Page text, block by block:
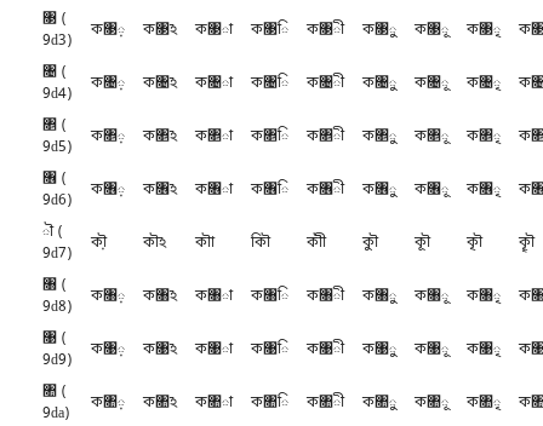
৓ (
9d3)
ক৓় ক৓ঽ ক৓া ক৓ি ক৓ী ক৓ু ক৓ূ ক৓ৃ
৔ (
9d4)
ক৔় ক৔ঽ ক৔া ক৔ি ক৔ী ক৔ু ক৔ূ ক৔ৃ
৕ (
9d5)
ক৕় ক৕ঽ ক৕া ক৕ি ক৕ী ক৕ু ক৕ূ ক৕ৃ
৖ (
9d6)
ক৖় ক৖ঽ ক৖া ক৖ি ক৖ী ক৖ু ক৖ূ ক৖ৃ
ৗ (
9d7)
কৗ় কৗঽ কৗা কৗি কৗী কৗু কৗূ কৗৃ কৗৄ
৘ (
9d8)
ক৘় ক৘ঽ ক৘া ক৘ি ক৘ী ক৘ু ক৘ূ ক৘ৃ
৙ (
9d9)
ক৙় ক৙ঽ ক৙া ক৙ি ক৙ী ক৙ু ক৙ূ ক৙ৃ
৚ (
9da)
ক৚় ক৚ঽ ক৚া ক৚ি ক৚ী ক৚ু ক৚ূ ক৚ৃ